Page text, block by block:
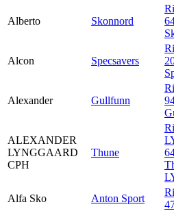
Alberto Skonnord
Alcon Specsavers
Alexander Gullfunn
ALEXANDER
LYNGGAARD
CPH
Thune
Alfa Sko
Anton Sport